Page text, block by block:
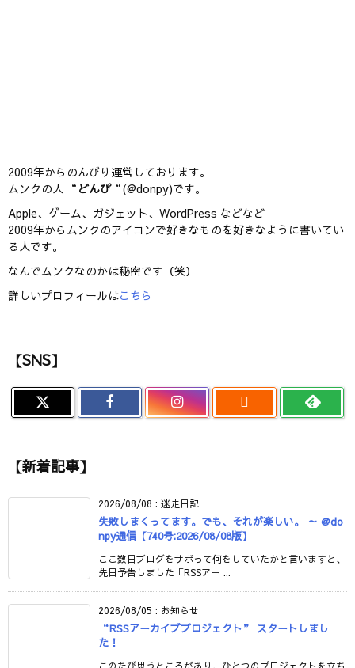
2009年からのんびり運営しております。
ムンクの人 “ どんぴ“(@donpy)です。
Apple、ゲーム、ガジェット、WordPress などなど
2009年からムンクのアイコンで好きなものを好きなように書いてい
る人です。
なんでムンクなのかは秘密です（笑）
詳しいプロフィールはこちら
【SNS】

【新着記事】
2026/08/08 : 迷走日記
失敗しまくってます。でも、それが楽しい。 ～ @do
npy通信【740号:2026/08/08版】
ここ数日ブログをサボって何をしていたかと言いますと、
先日予告しました「RSSアー ...
2026/08/05 : お知らせ
“RSSアーカイブプロジェクト” スタートしまし
た！
このたび思うところがあり、ひとつのプロジェクトを立ち